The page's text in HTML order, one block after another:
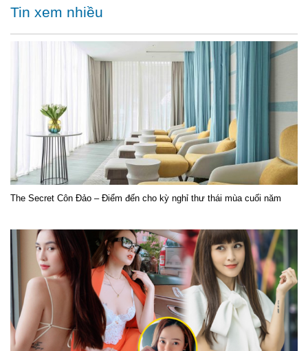
Tin xem nhiều
The Secret Côn Đảo – Điểm đến cho kỳ nghỉ thư thái mùa cuối năm